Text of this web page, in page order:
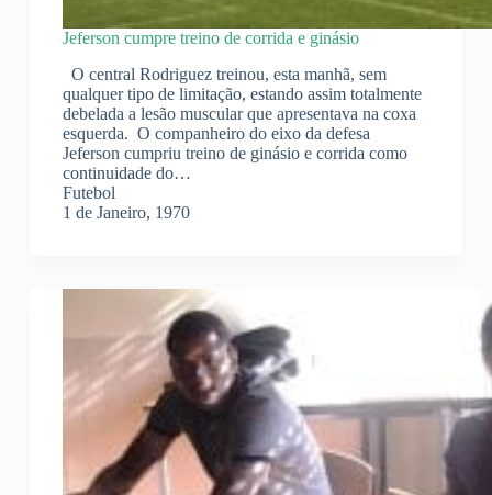
Jeferson cumpre treino de corrida e ginásio
O central Rodriguez treinou, esta manhã, sem
qualquer tipo de limitação, estando assim totalmente
debelada a lesão muscular que apresentava na coxa
esquerda. O companheiro do eixo da defesa
Jeferson cumpriu treino de ginásio e corrida como
continuidade do…
Futebol
1 de Janeiro, 1970